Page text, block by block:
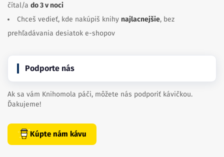
čítal/a do 3 v noci
Chceš vedieť, kde nakúpiš knihy najlacnejšie, bez
prehľadávania desiatok e-shopov
Podporte nás
Ak sa vám Knihomola páči, môžete nás podporiť kávičkou.
Ďakujeme!
Kúpte nám kávu